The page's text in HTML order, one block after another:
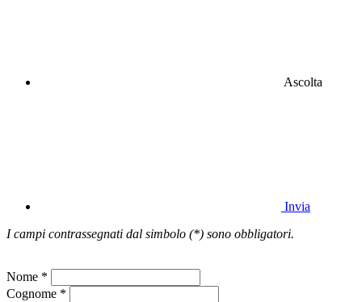
Ascolta
Invia
I campi contrassegnati dal simbolo (*) sono obbligatori.
Nome *
Cognome *